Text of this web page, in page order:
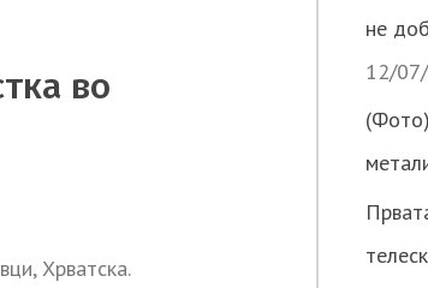
во
Хрватска.
не
12/